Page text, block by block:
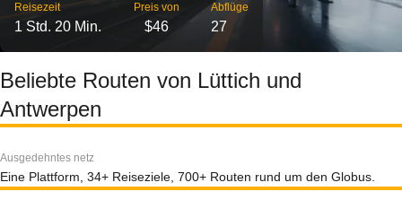
Reisezeit
1 Std. 20 Min.
Preis von
$46
Abflüge
27
Beliebte Routen von Lüttich und
Antwerpen
Ausgedehntes netz
Eine Plattform, 34+ Reiseziele, 700+ Routen rund um den Globus.